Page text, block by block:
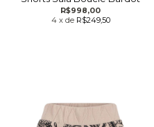
R$998,00
4 x de R$249,50